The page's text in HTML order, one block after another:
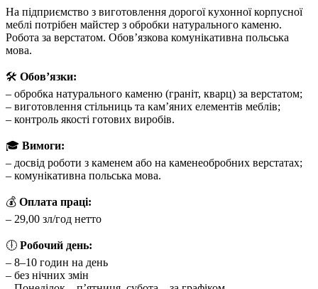
На підприємство з виготовлення дорогої кухонної корпусної
меблі потрібен майстер з обробки натурального каменю.
Робота за верстатом. Обов’язкова комунікативна польська
мова.
🛠 Обов’язки:
– обробка натурального каменю (граніт, кварц) за верстатом;
– виготовлення стільниць та кам’яних елементів меблів;
– контроль якості готових виробів.
🎓 Вимоги:
– досвід роботи з каменем або на каменеобробних верстатах;
– комунікативна польська мова.
💰 Оплата праці:
– 29,00 зл/год нетто
🕕 Робочий день:
– 8–10 годин на день
– без нічних змін